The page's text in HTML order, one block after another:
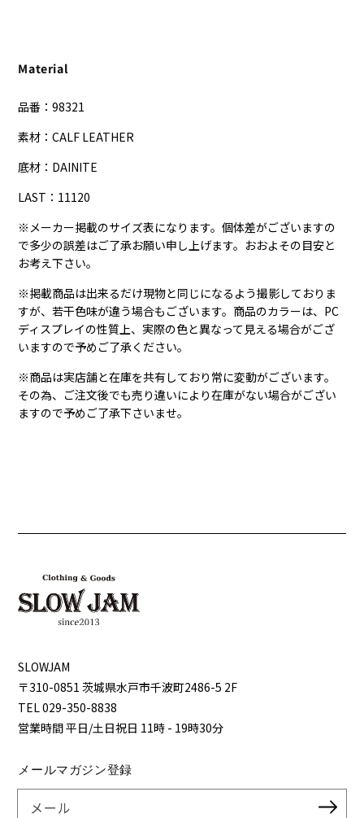
Material
品番：98321
素材：CALF LEATHER
底材： DAINITE
LAST：11120
※メーカー掲載のサイズ表になります。個体差がございますの
で多少の誤差はご了承お願い申し上げます。おおよその目安と
お考え下さい。
※掲載商品は出来るだけ現物と同じになるよう撮影しておりま
すが、若干色味が違う場合もございます。商品のカラーは、PC
ディスプレイの性質上、実際の色と異なって見える場合がござ
いますので予めご了承ください。
※商品は実店舗と在庫を共有しており常に変動がございます。
その為、ご注文後でも売り違いにより在庫がない場合がござい
ますので予めご了承下さいませ。
SLOWJAM
〒310-0851 茨城県⽔⼾市千波町2486-5 2F
TEL 029-350-8838
営業時間 平⽇/⼟⽇祝⽇ 11時 - 19時30分
メールマガジン登録
メール